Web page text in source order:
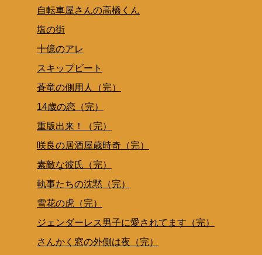
自転車屋さんの高橋くん
塩の街
十億のアレ
スキップビート
蒼竜の側用人（完）
14歳の恋（完）
重版出来！（完）
咲良の居酒屋歳時奇（完）
素敵な彼氏（完）
執事たちの沈黙（完）
雪花の虎（完）
ジェンダーレス男子に愛されてます（完）
さんかく窓の外側は夜（完）